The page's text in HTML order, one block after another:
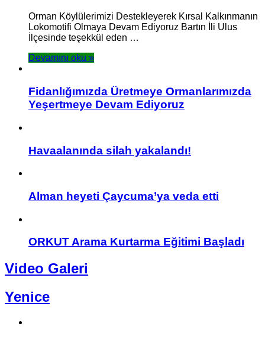
Orman Köylülerimizi Destekleyerek Kırsal Kalkınmanın
Lokomotifi Olmaya Devam Ediyoruz Bartın İli Ulus
İlçesinde teşekkül eden …
Devamını oku »
Fidanlığımızda Üretmeye Ormanlarımızda
Yeşertmeye Devam Ediyoruz
Havaalanında silah yakalandı!
Alman heyeti Çaycuma’ya veda etti
ORKUT Arama Kurtarma Eğitimi Başladı
Video Galeri
Yenice